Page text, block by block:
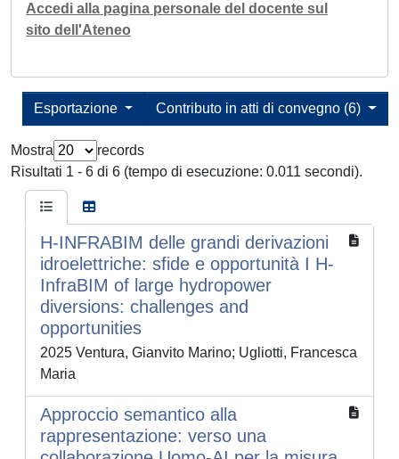
Accedi alla pagina personale del docente sul
sito dell'Ateneo
Contributo in atti di convegno (6)
Esportazione
Mostra
records
Risultati 1 - 6 di 6 (tempo di esecuzione: 0.011 secondi).
H-INFRABIM delle grandi derivazioni
idroelettriche: sfide e opportunità I H-
InfraBIM of large hydropower
diversions: challenges and
opportunities
2025 Ventura, Gianvito Marino; Ugliotti, Francesca
Maria
Approccio semantico alla
rappresentazione: verso una